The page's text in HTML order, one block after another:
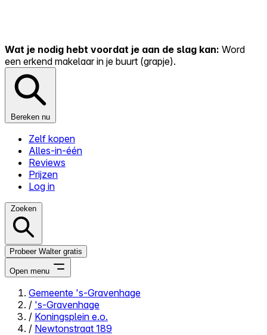
Wat je nodig hebt voordat je aan de slag kan: Word
een erkend makelaar in je buurt (grapje).
Bereken nu
Zelf kopen
Alles-in-één
Reviews
Prijzen
Log in
Zoeken
Probeer Walter gratis
Open menu
Close menu
Gemeente 's-Gravenhage
/ 's-Gravenhage
/ Koningsplein e.o.
/ Newtonstraat 189